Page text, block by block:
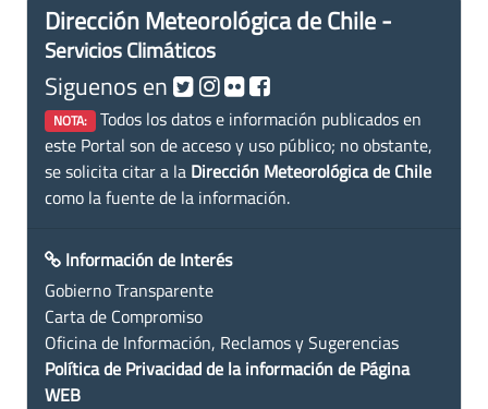
Dirección Meteorológica de Chile -
Servicios Climáticos
Siguenos en
NOTA: Todos los datos e información publicados en
este Portal son de acceso y uso público; no obstante,
se solicita citar a la Dirección Meteorológica de Chile
como la fuente de la información.
Información de Interés
Gobierno Transparente
Carta de Compromiso
Oficina de Información, Reclamos y Sugerencias
Política de Privacidad de la información de Página
WEB